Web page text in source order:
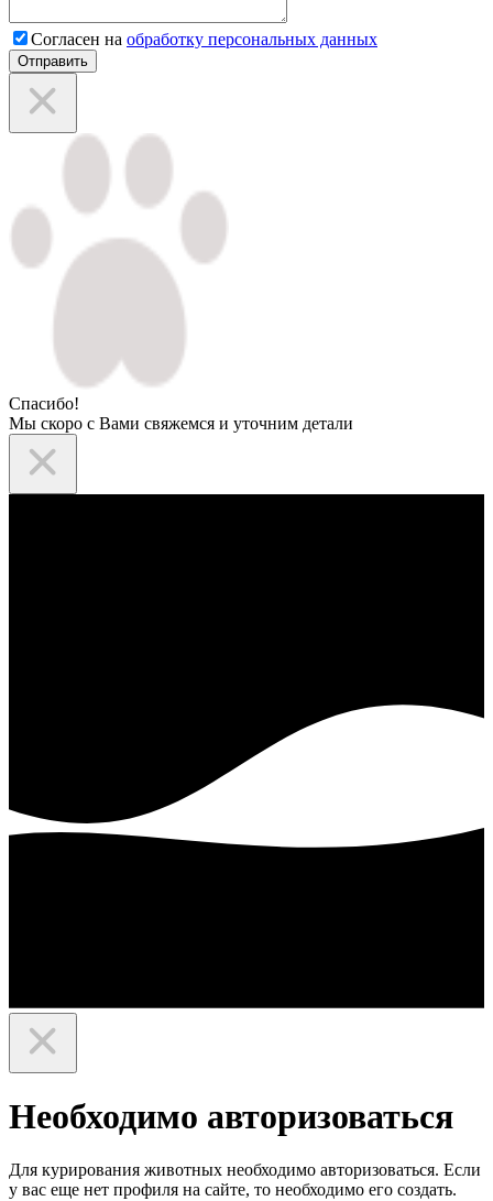
Согласен на обработку персональных данных
Отправить
Спасибо!
Мы скоро с Вами свяжемся и уточним детали
Необходимо авторизоваться
Для курирования животных необходимо авторизоваться. Если
у вас еще нет профиля на сайте, то необходимо его создать.